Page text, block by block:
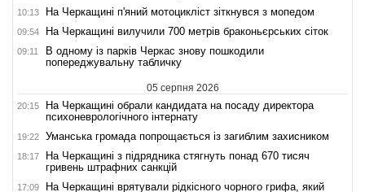
10:13 На Черкащині п'яний мотоцикліст зіткнувся з мопедом
09:54 На Черкащині вилучили 700 метрів браконьєрських сіток
09:11
В одному із парків Черкас знову пошкодили
попереджувальну табличку
05 серпня 2026
20:15
На Черкащині обрали кандидата на посаду директора
психоневрологічного інтернату
19:22 Уманська громада попрощається із загиблим захисником
18:17
На Черкащині з підрядника стягнуть понад 670 тисяч
гривень штрафних санкцій
17:09 На Черкащині врятували рідкісного чорного грифа, який